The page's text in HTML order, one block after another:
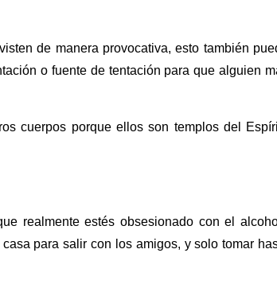
de manera provocativa, esto también
o fuente de tentación para que alguien
cuerpos porque ellos son templos del
realmente estés obsesionado con el
para salir con los amigos, y solo tomar